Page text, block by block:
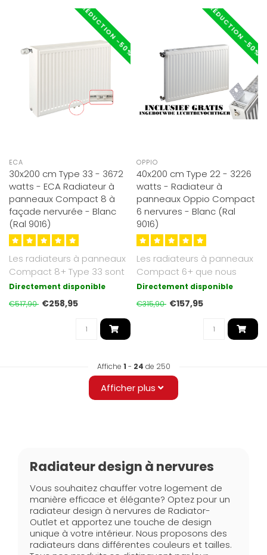
RÉDUCTION -50%
ECA
30x200 cm Type 33 - 3672
watts - ECA Radiateur à
panneaux Compact 8 à
façade nervurée - Blanc
(Ral 9016)
Les radiateurs à panneaux
Compact 8+ Type 33 sont
finis en blanc satiné et ont..
Directement disponible
€517,90 €258,95
RÉDUCTION -50%
OPPIO
40x200 cm Type 22 - 3226
watts - Radiateur à
panneaux Oppio Compact
6 nervures - Blanc (Ral
9016)
Les radiateurs à panneaux
Compact 6+ que nous
proposons sont d'un blanc
soyeux ..
Directement disponible
€315,90 €157,95
Affiche 1 - 24 de 250
Afficher plus
Radiateur design à nervures
Vous souhaitez chauffer votre logement de
manière efficace et élégante? Optez pour un
radiateur design à nervures de Radiator-
Outlet et apportez une touche de design
unique à votre intérieur. Nous proposons des
radiateurs dans différentes couleurs et tailles.